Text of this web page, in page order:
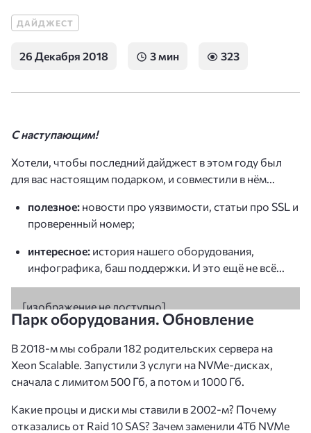
ДАЙДЖЕСТ
26 Декабря 2018 3 мин 323
С наступающим!
Хотели, чтобы последний дайджест в этом году был
для вас настоящим подарком, и совместили в нём...
полезное: новости про уязвимости, статьи про SSL и
проверенный номер;
интересное: история нашего оборудования,
инфографика, баш поддержки. И это ещё не всё...
Парк оборудования. Обновление
В 2018-м мы собрали 182 родительских сервера на
Xeon Scalable. Запустили 3 услуги на NVMe-дисках,
сначала с лимитом 500 Гб, а потом и 1000 Гб.
Какие процы и диски мы ставили в 2002-м? Почему
отказались от Raid 10 SAS? Зачем заменили 4Тб NVMe